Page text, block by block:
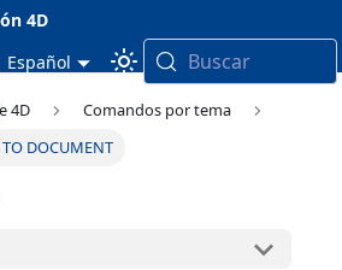
4D
Español Buscar
4D
Comandos por tema
DOCUMENT